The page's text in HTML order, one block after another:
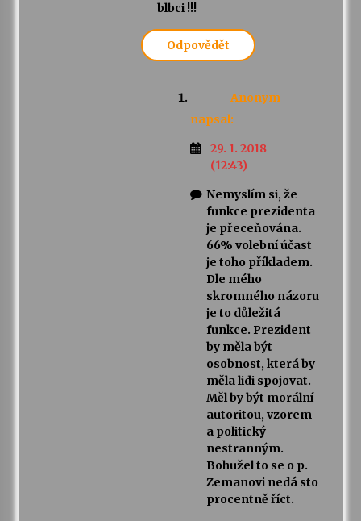
blbci !!!
Odpovědět
Anonym
napsal:
29. 1. 2018
(12:43)
Nemyslím si, že
funkce prezidenta
je přeceňována.
66% volební účast
je toho příkladem.
Dle mého
skromného názoru
je to důležitá
funkce. Prezident
by měla být
osobnost, která by
měla lidi spojovat.
Měl by být morální
autoritou, vzorem
a politický
nestranným.
Bohužel to se o p.
Zemanovi nedá sto
procentně říct.